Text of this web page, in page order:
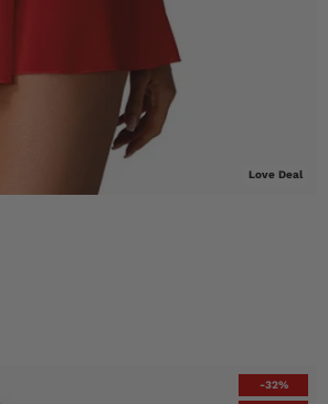
Love Deal
-32%